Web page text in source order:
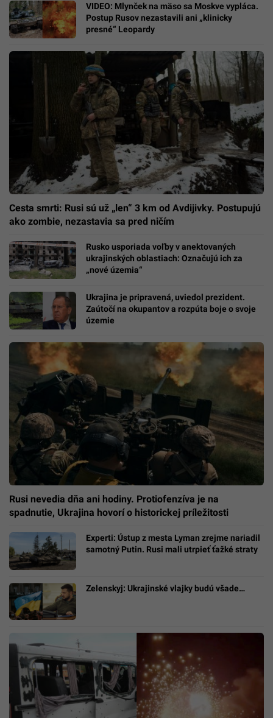
VIDEO: Mlynček na mäso sa Moskve vypláca.
Postup Rusov nezastavili ani „klinicky
presné“ Leopardy
Cesta smrti: Rusi sú už „len“ 3 km od Avdijivky. Postupujú
ako zombie, nezastavia sa pred ničím
Rusko usporiada voľby v anektovaných
ukrajinských oblastiach: Označujú ich za
„nové územia“
Ukrajina je pripravená, uviedol prezident.
Zaútočí na okupantov a rozpúta boje o svoje
územie
Rusi nevedia dňa ani hodiny. Protiofenzíva je na
spadnutie, Ukrajina hovorí o historickej príležitosti
Experti: Ústup z mesta Lyman zrejme nariadil
samotný Putin. Rusi mali utrpieť ťažké straty
Zelenskyj: Ukrajinské vlajky budú všade…